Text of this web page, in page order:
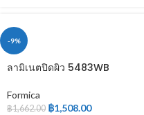
-9%
ลามิเนตปิดผิว 5483WB
Formica
฿1,662.00 ฿1,508.00